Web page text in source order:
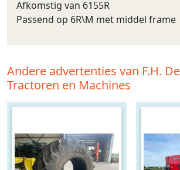
Afkomstig van 6155R
Passend op 6R\M met middel frame
Andere advertenties van F.H.
Tractoren en Machines